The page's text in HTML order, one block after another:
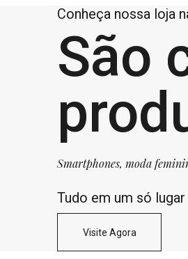
Conheça nossa loja
São
Smartphones, moda
Tudo em um só lugar
Visite Agora